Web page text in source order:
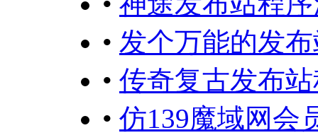
• 发个万能的发
• 传奇复古发布
• 仿139魔域网会